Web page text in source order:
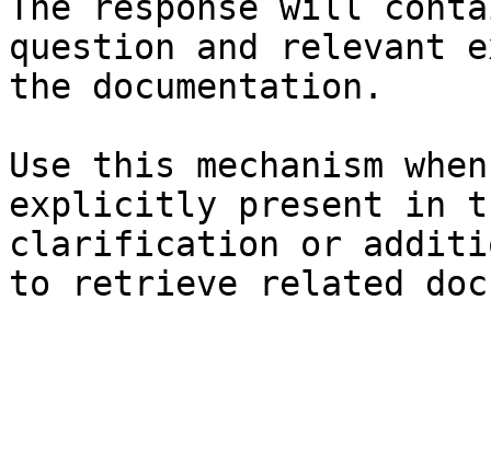
question and relevant
the documentation.
Use this mechanism
explicitly present in
clarification or